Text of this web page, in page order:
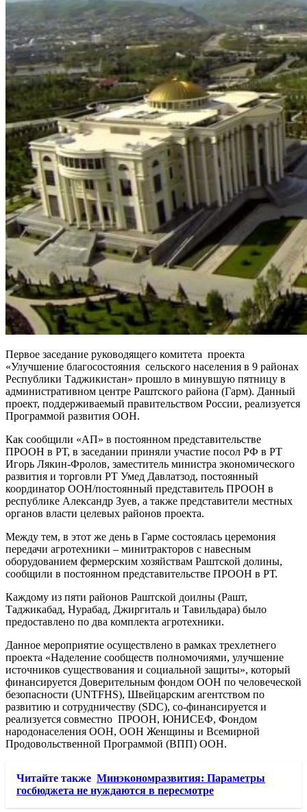
Первое заседание руководящего комитета проекта
«Улучшение благосостояния сельского населения в 9 районах
Республики Таджикистан» прошло в минувшую пятницу в
административном центре Раштского района (Гарм). Данный
проект, поддерживаемый правительством России, реализуется
Программой развития ООН.
Как сообщили «АП» в постоянном представительстве
ПРООН в РТ, в заседании приняли участие посол РФ в РТ
Игорь Лякин-Фролов, заместитель министра экономического
развития и торговли РТ Умед Давлатзод, постоянный
координатор ООН/постоянный представитель ПРООН в
республике Александр Зуев, а также представители местных
органов власти целевых районов проекта.
Между тем, в этот же день в Гарме состоялась церемония
передачи агротехники – минитракторов с навесным
оборудованием фермерским хозяйствам Раштской долины,
сообщили в постоянном представительстве ПРООН в РТ.
Каждому из пяти районов Раштской доилны (Рашт,
Таджикабад, Нурабад, Джиргиталь и Тавильдара) было
предоставлено по два комплекта агротехники.
Данное мероприятие осуществлено в рамках трехлетнего
проекта «Наделение сообществ полномочиями, улучшение
источников существования и социальной защиты», который
финансируется Доверительным фондом ООН по человеческой
безопасности (UNTFHS), Швейцарским агентством по
развитию и сотрудничеству (SDC), со-финансируется и
реализуется совместно ПРООН, ЮНИСЕФ, Фондом
народонаселения ООН, ООН Женщины и Всемирной
Продовольственной Программой (ВПП) ООН.
Читайте также Минэкономразвития: Параметры
госбюджета не нуждаются в пересмотре